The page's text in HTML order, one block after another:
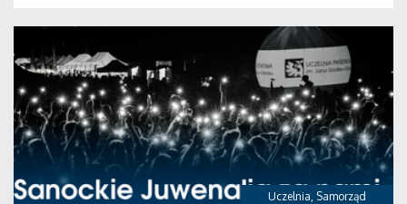
Uczelnia, Samorząd